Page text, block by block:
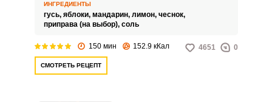
порадует ваших гостей
отменным вкусом. В рукаве мясо
мягким и сочным.
ИНГРЕДИЕНТЫ
гусь, яблоки, мандарин, лимон, чеснок,
приправа (на выбор), соль
150 мин 152.9 кКал 4651 0
СМОТРЕТЬ РЕЦЕПТ